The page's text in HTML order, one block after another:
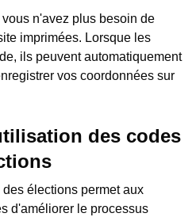
n'avez plus besoin de
imprimées. Lorsque les
ils peuvent automatiquement
vos coordonnées sur
des codes
élections permet aux
d'améliorer le processus